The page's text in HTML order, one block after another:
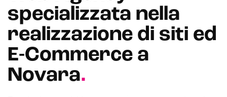
Hubspot
Email marketing
Marketing automation
Lead generation e nurturing
specializzata nella
realizzazione di siti ed
E-Commerce a
Novara.